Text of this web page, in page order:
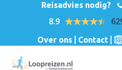
Reisadvies nodig?
8.9
Over ons Contact